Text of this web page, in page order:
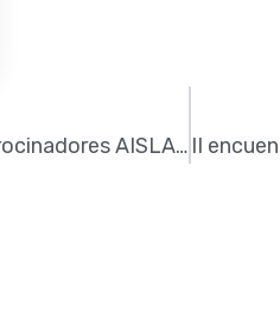
¿Qué se pudo ver en los stands de patrocinadores AISLA en ePower&Building 2022?